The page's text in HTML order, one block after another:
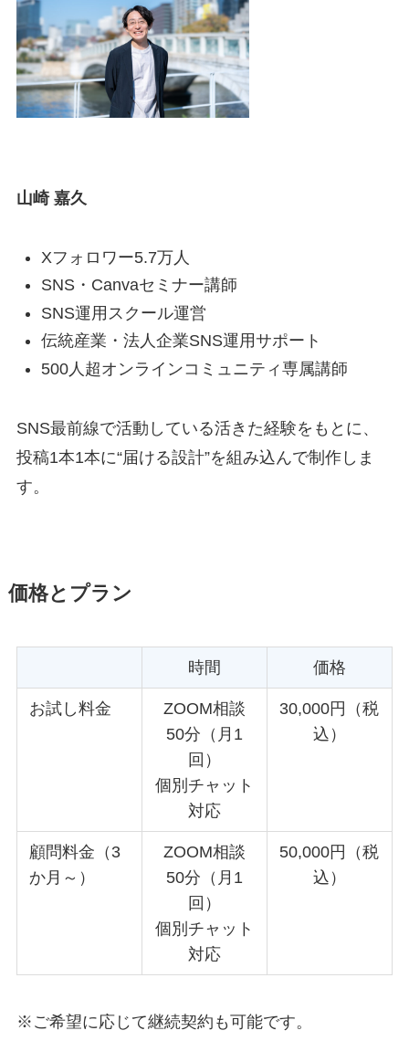
山崎 嘉久
Xフォロワー5.7万人
SNS・Canvaセミナー講師
SNS運用スクール運営
伝統産業・法人企業SNS運用サポート
500人超オンラインコミュニティ専属講師
SNS最前線で活動している活きた経験をもとに、
投稿1本1本に“届ける設計”を組み込んで制作しま
す。
価格とプラン
時間 価格
お試し料金
ZOOM相談
50分（月1
回）
個別チャット
対応
30,000円（税
込）
顧問料金（3
か月～）
ZOOM相談
50分（月1
回）
個別チャット
対応
50,000円（税
込）
※ご希望に応じて継続契約も可能です。